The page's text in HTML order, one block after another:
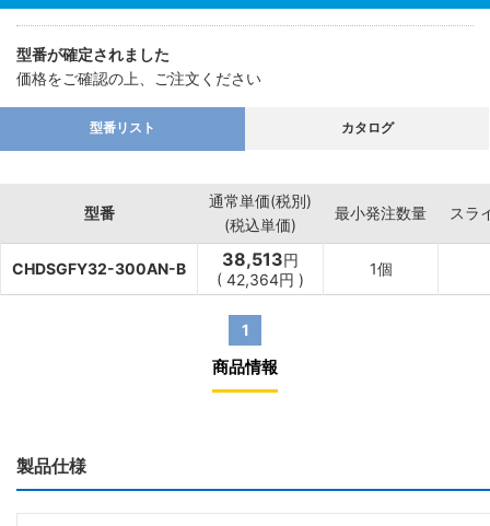
型番が確定されました
価格をご確認の上、ご注文ください
型番リスト カタログ
型番
通常単価(税別)
(税込単価)
最小発注数量 スラ
CHDSGFY32-300AN-B 38,513円
( 42,364円 )
1個
1
商品情報
製品仕様